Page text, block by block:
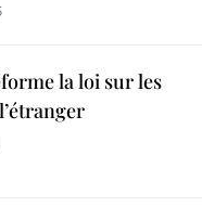
la loi sur les